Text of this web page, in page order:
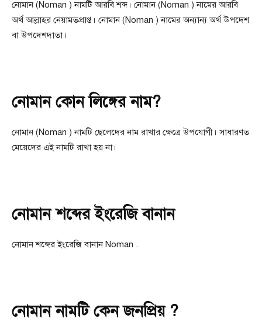
নোমান (Noman ) নামটি আরবি শব্দ। নোমান (Noman ) নামের আরবি
অর্থ আল্লাহর নেয়ামতপ্রাপ্ত। নোমান (Noman ) নামের অন্যান্য অর্থ উপদেশ
বা উপদেশদাতা।
নোমান কোন লিঙ্গের নাম?
নোমান (Noman ) নামটি ছেলেদের নাম রাখার ক্ষেত্রে উপযোগী। সাধারণত
মেয়েদের এই নামটি রাখা হয় না।
নোমান শব্দের ইংরেজি বানান
নোমান শব্দের ইংরেজি বানান Noman .
নোমান নামটি কেন জনপ্রিয় ?